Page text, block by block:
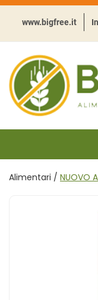
Passa
principale
www.bigfree.it
BigFree
-
Punto
celiachia
Alimentari / NUOVO